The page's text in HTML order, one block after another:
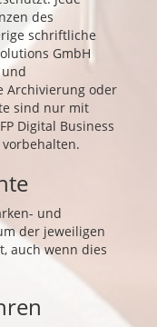
des
schriftliche
GmbH
Archivierung oder
sind nur mit
Digital Business
und
der jeweiligen
auch wenn dies